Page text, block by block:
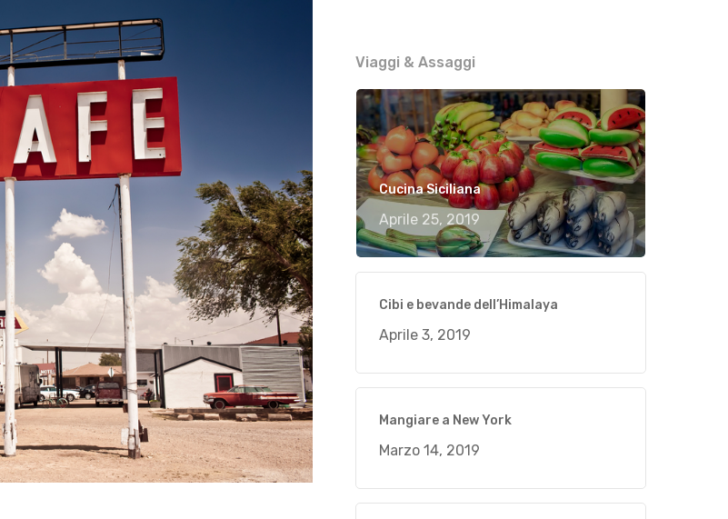
Viaggi & Assaggi
Cucina Siciliana
Aprile 25, 2019
Cibi e bevande dell’Himalaya
Aprile 3, 2019
Mangiare a New York
Marzo 14, 2019